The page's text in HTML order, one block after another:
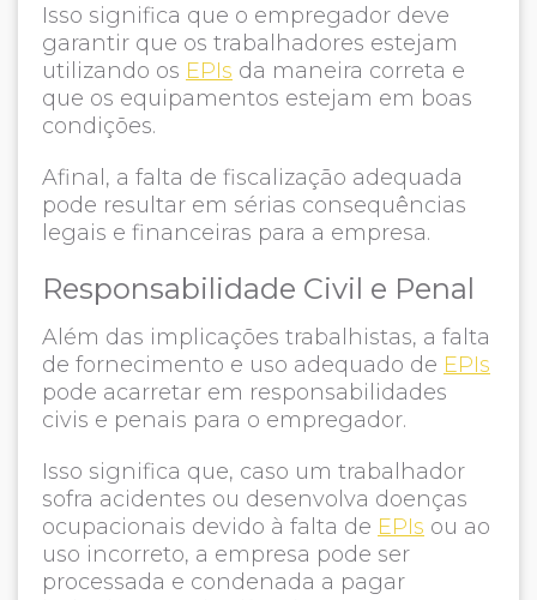
Isso significa que o empregador deve
garantir que os trabalhadores estejam
utilizando os EPIs da maneira correta e
que os equipamentos estejam em boas
condições.
Afinal, a falta de fiscalização adequada
pode resultar em sérias consequências
legais e financeiras para a empresa.
Responsabilidade Civil e Penal
Além das implicações trabalhistas, a falta
de fornecimento e uso adequado de EPIs
pode acarretar em responsabilidades
civis e penais para o empregador.
Isso significa que, caso um trabalhador
sofra acidentes ou desenvolva doenças
ocupacionais devido à falta de EPIs ou ao
uso incorreto, a empresa pode ser
processada e condenada a pagar